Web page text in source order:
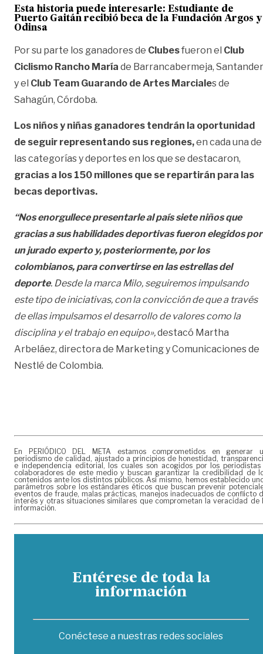
Esta historia puede interesarle: Estudiante de
Puerto Gaitán recibió beca de la Fundación Argos y
Odinsa
Por su parte los ganadores de Clubesfueron el Club
Ciclismo Rancho María de Barrancabermeja, Santander
y el Club Team Guarando de Artes Marciales de
Sahagún, Córdoba.
Los niños y niñas ganadores tendrán la oportunidad
de seguir representando sus regiones,en cada una de
las categorías y deportes en los que se destacaron,
gracias a los 150 millones que se repartirán para las
becas deportivas.
“Nos enorgullece presentarle al país siete niños que
gracias a sus habilidades deportivas fueron elegidos por
un jurado experto y, posteriormente, por los
colombianos, para convertirse en las estrellas del
deporte. Desde la marca Milo, seguiremos impulsando
este tipo de iniciativas, con la convicción de que a través
de ellas impulsamos el desarrollo de valores como la
disciplina y el trabajo en equipo»,destacó Martha
Arbeláez, directora de Marketing y Comunicaciones de
Nestlé de Colombia.
En PERIÓDICO DEL META estamos comprometidos en generar
periodismo de calidad, ajustado a principios de honestidad,
e independencia editorial, los cuales son acogidos por los periodistas
colaboradores de este medio y buscan garantizar la credibilidad de
contenidos ante los distintos públicos. Así mismo, hemos establecido
parámetros sobre los estándares éticos que buscan prevenir
eventos de fraude, malas prácticas, manejos inadecuados de conflicto
interés y otras situaciones similares que comprometan la veracidad de
información.
Entérese de toda la
información
Conéctese a nuestras redes sociales